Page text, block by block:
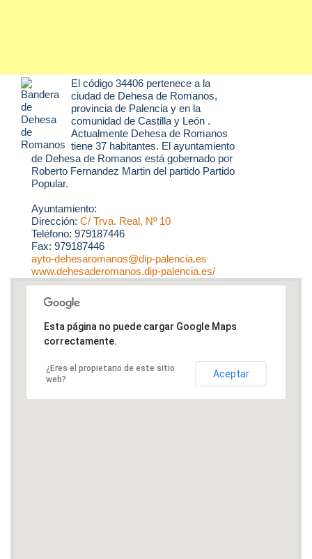
El código 34406 pertenece a la
ciudad de Dehesa de Romanos,
provincia de Palencia y en la
comunidad de Castilla y León .
Actualmente Dehesa de Romanos
tiene 37 habitantes. El ayuntamiento
de Dehesa de Romanos está gobernado por
Roberto Fernandez Martin del partido Partido
Popular.
Ayuntamiento:
Dirección: C/ Trva. Real, Nº 10
Teléfono: 979187446
Fax: 979187446
ayto-dehesaromanos@dip-palencia.es
www.dehesaderomanos.dip-palencia.es/
Esta página no puede cargar Google Maps
correctamente.
¿Eres el propietario de este sitio
web?
Aceptar